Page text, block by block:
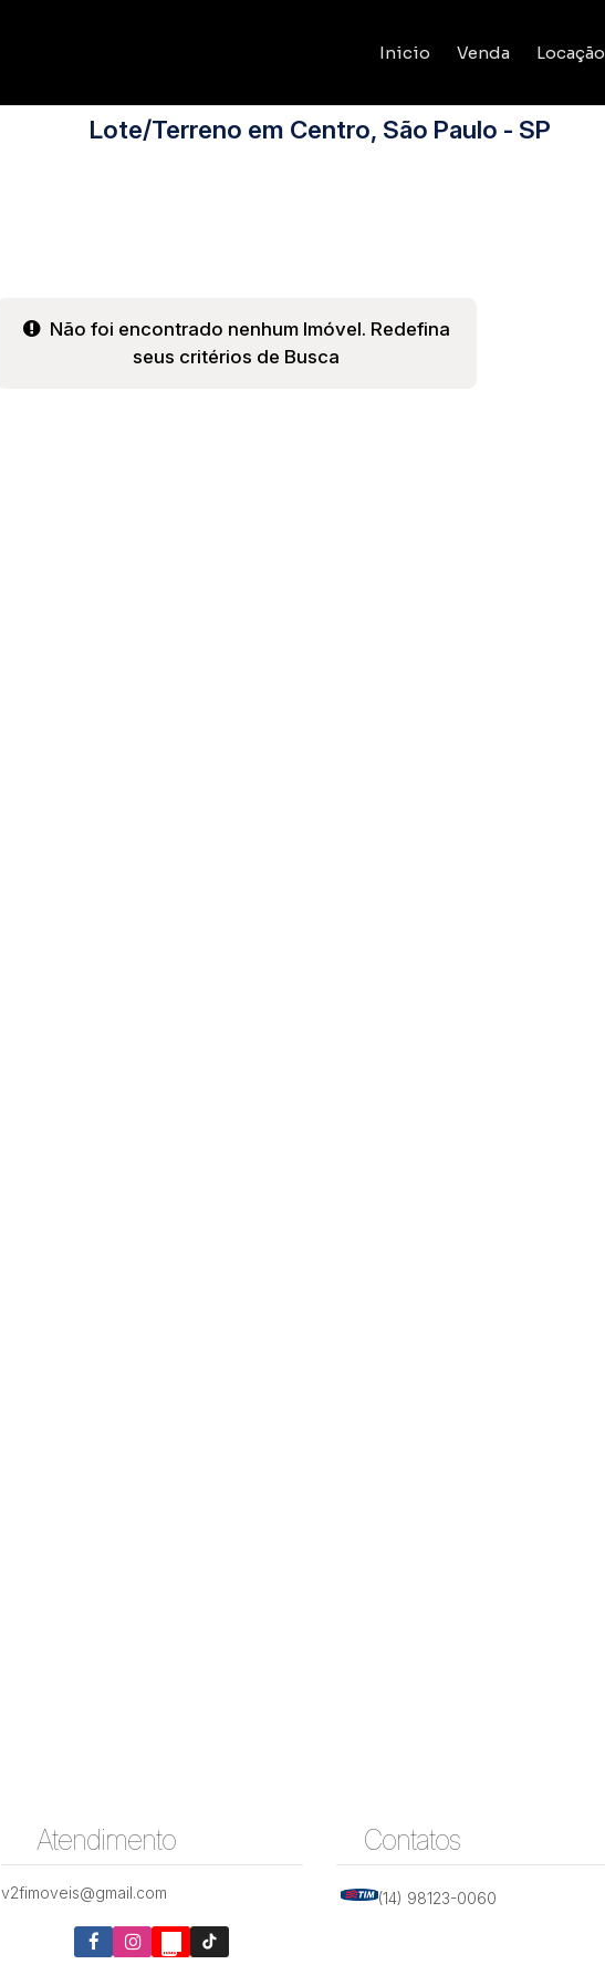
Locação
Venda
Inicio
Lote/Terreno em Centro, São Paulo - SP
Não foi encontrado nenhum Imóvel. Redefina
seus critérios de Busca
Atendimento
v2fimoveis@gmail.com
Contatos
(14) 98123-0060